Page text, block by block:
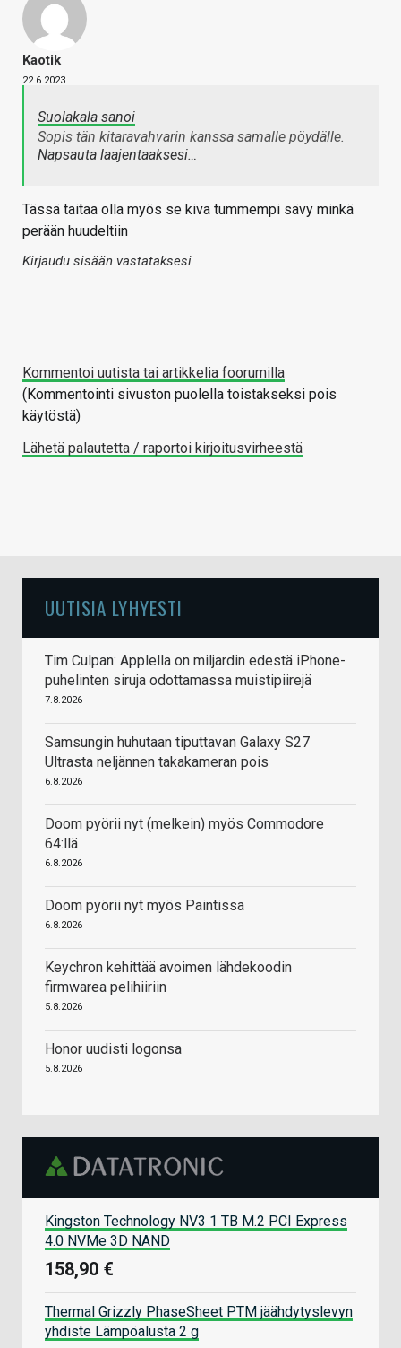
Kaotik
22.6.2023
Suolakala sanoi
Sopis tän kitaravahvarin kanssa samalle pöydälle.
Napsauta laajentaaksesi…
Tässä taitaa olla myös se kiva tummempi sävy minkä
perään huudeltiin
Kirjaudu sisään vastataksesi
Kommentoi uutista tai artikkelia foorumilla
(Kommentointi sivuston puolella toistakseksi pois
käytöstä)
Lähetä palautetta / raportoi kirjoitusvirheestä
UUTISIA LYHYESTI
Tim Culpan: Applella on miljardin edestä iPhone-
puhelinten siruja odottamassa muistipiirejä
7.8.2026
Samsungin huhutaan tiputtavan Galaxy S27
Ultrasta neljännen takakameran pois
6.8.2026
Doom pyörii nyt (melkein) myös Commodore
64:llä
6.8.2026
Doom pyörii nyt myös Paintissa
6.8.2026
Keychron kehittää avoimen lähdekoodin
firmwarea pelihiiriin
5.8.2026
Honor uudisti logonsa
5.8.2026
Kingston Technology NV3 1 TB M.2 PCI Express
4.0 NVMe 3D NAND
158,90 €
Thermal Grizzly PhaseSheet PTM jäähdytyslevyn
yhdiste Lämpöalusta 2 g